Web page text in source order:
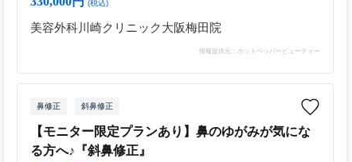
(税込)
美容外科川崎クリニック大阪梅田院
情報提供元：ホットペッパービューティー
鼻修正 斜鼻修正
【モニター限定プランあり】鼻のゆがみが気にな
る方へ♪『斜鼻修正』